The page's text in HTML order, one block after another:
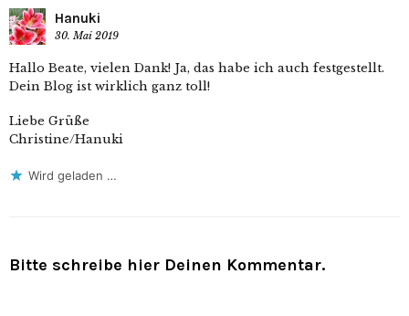
Hanuki
30. Mai 2019
Hallo Beate, vielen Dank! Ja, das habe ich auch festgestellt.
Dein Blog ist wirklich ganz toll!
Liebe Grüße
Christine/Hanuki
Wird geladen …
Bitte schreibe hier Deinen Kommentar.